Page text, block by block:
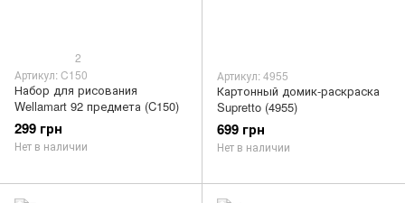
2
Артикул: C150
Набор для рисования
Wellamart 92 предмета (C150)
299 грн
Нет в наличии
Артикул: 4955
Картонный домик-раскраска
Supretto (4955)
699 грн
Нет в наличии